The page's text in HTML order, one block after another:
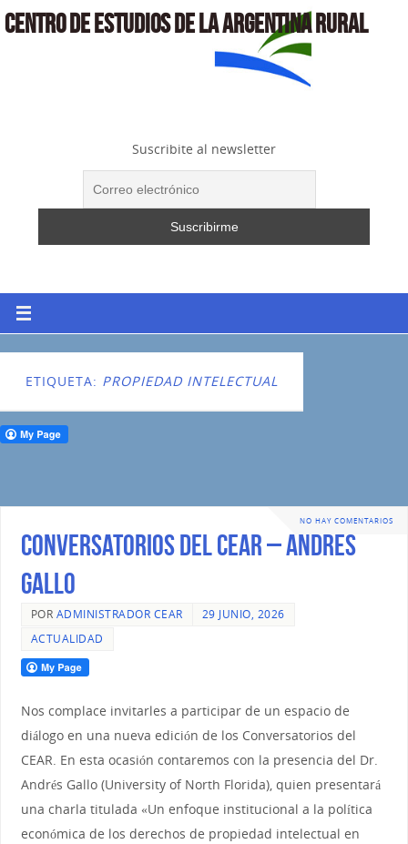
CENTRO DE ESTUDIOS DE LA ARGENTINA RURAL
Suscribite al newsletter
ETIQUETA: PROPIEDAD INTELECTUAL
NO HAY COMENTARIOS
Conversatorios del CEAR – Andrés
Gallo
POR ADMINISTRADOR CEAR
29 JUNIO, 2026
ACTUALIDAD
Nos complace invitarles a participar de un espacio de
diálogo en una nueva edición de los Conversatorios del
CEAR. En esta ocasión contaremos con la presencia del Dr.
Andrés Gallo (University of North Florida), quien presentará
una charla titulada «Un enfoque institucional a la política
económica de los derechos de propiedad intelectual en